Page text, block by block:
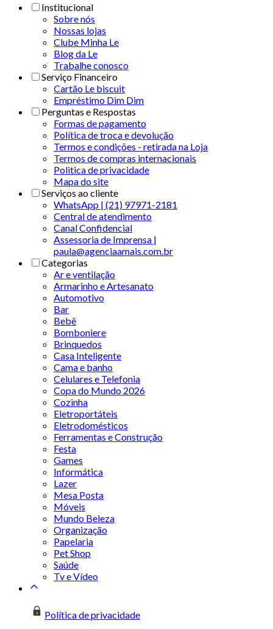
Institucional
Sobre nós
Nossas lojas
Clube Minha Le
Blog da Le
Trabalhe conosco
Serviço Financeiro
Cartão Le biscuit
Empréstimo Dim Dim
Perguntas e Respostas
Formas de pagamento
Política de troca e devolução
Termos e condições - retirada na Loja
Termos de compras internacionais
Politica de privacidade
Mapa do site
Serviços ao cliente
WhatsApp | (21) 97971-2181
Central de atendimento
Canal Confidencial
Assessoria de Imprensa |
paula@agenciaamais.com.br
Categorias
Ar e ventilação
Armarinho e Artesanato
Automotivo
Bar
Bebê
Bomboniere
Brinquedos
Casa Inteligente
Cama e banho
Celulares e Telefonia
Copa do Mundo 2026
Cozinha
Eletroportáteis
Eletrodomésticos
Ferramentas e Construção
Festa
Games
Informática
Lazer
Mesa Posta
Móveis
Mundo Beleza
Organização
Papelaria
Pet Shop
Saúde
Tv e Vídeo
Política de privacidade